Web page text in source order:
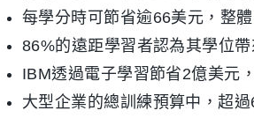
每學分時可節省逾66美元，整
86%的遠距學習者認為其學位
IBM透過電子學習節省2億美元
大型企業的總訓練預算中，超過